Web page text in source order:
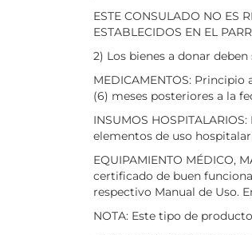
ESTE CONSULADO NO ES
ESTABLECIDOS EN EL
2) Los bienes a donar
MEDICAMENTOS:
(6) meses posteriores a la
INSUMOS
elementos de uso
EQUIPAMIENTO MÉDICO,
certificado de buen
respectivo Manual de Uso.
NOTA: Este tipo de